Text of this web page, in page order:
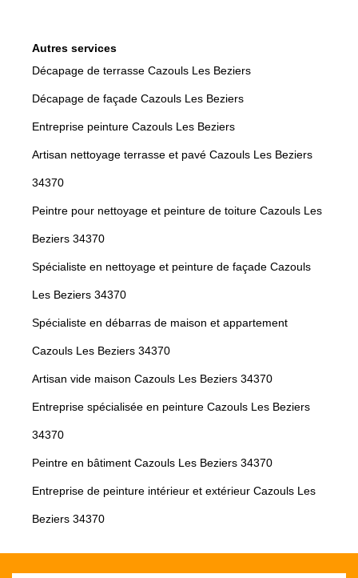
Autres services
Décapage de terrasse Cazouls Les Beziers
Décapage de façade Cazouls Les Beziers
Entreprise peinture Cazouls Les Beziers
Artisan nettoyage terrasse et pavé Cazouls Les Beziers
34370
Peintre pour nettoyage et peinture de toiture Cazouls Les
Beziers 34370
Spécialiste en nettoyage et peinture de façade Cazouls
Les Beziers 34370
Spécialiste en débarras de maison et appartement
Cazouls Les Beziers 34370
Artisan vide maison Cazouls Les Beziers 34370
Entreprise spécialisée en peinture Cazouls Les Beziers
34370
Peintre en bâtiment Cazouls Les Beziers 34370
Entreprise de peinture intérieur et extérieur Cazouls Les
Beziers 34370